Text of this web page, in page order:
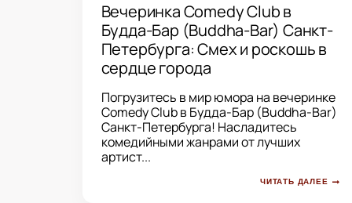
Вечеринка Comedy Club в
Будда-Бар (Buddha-Bar) Санкт-
Петербурга: Смех и роскошь в
сердце города
Погрузитесь в мир юмора на вечеринке
Comedy Club в Будда-Бар (Buddha-Bar)
Санкт-Петербурга! Насладитесь
комедийными жанрами от лучших
артист...
ЧИТАТЬ ДАЛЕЕ